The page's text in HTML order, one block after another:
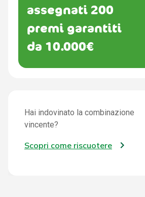
assegnati 200
premi garantiti
da 10.000€
Hai indovinato la combinazione
vincente?
Scopri come riscuotere